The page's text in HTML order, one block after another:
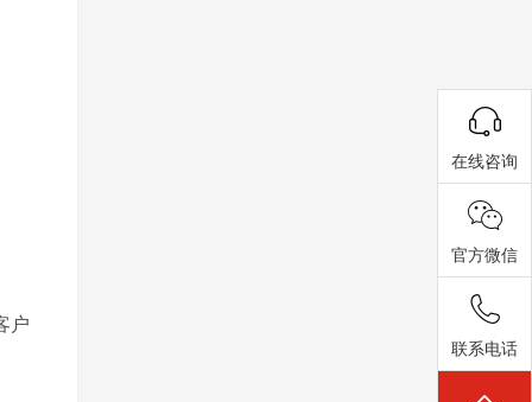
户
在线咨询
官方微信
联系电话